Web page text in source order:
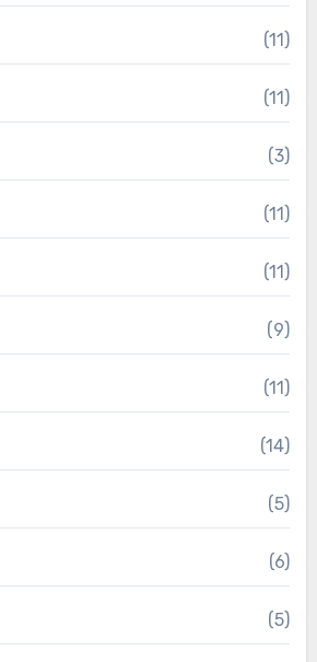
(11)
(11)
(3)
(11)
(11)
(9)
(11)
(14)
(5)
(6)
(5)